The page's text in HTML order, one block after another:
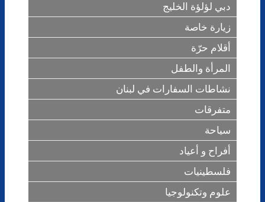
دبي لؤلؤة الخليج
زيارة خاصة
أقلام حرّة
المرأة والطفل
نشاطات السفارات في لبنان
متفرقات
سياحة
أفراح و أعياد
فلسطينيات
علوم وتكنولوجيا